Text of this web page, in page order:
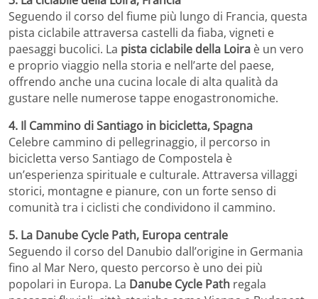
Seguendo il corso del fiume più lungo di Francia, questa
pista ciclabile attraversa castelli da fiaba, vigneti e
paesaggi bucolici. La pista ciclabile della Loira è un vero
e proprio viaggio nella storia e nell’arte del paese,
offrendo anche una cucina locale di alta qualità da
gustare nelle numerose tappe enogastronomiche.
4. Il Cammino di Santiago in bicicletta, Spagna
Celebre cammino di pellegrinaggio, il percorso in
bicicletta verso Santiago de Compostela è
un’esperienza spirituale e culturale. Attraversa villaggi
storici, montagne e pianure, con un forte senso di
comunità tra i ciclisti che condividono il cammino.
5. La Danube Cycle Path, Europa centrale
Seguendo il corso del Danubio dall’origine in Germania
fino al Mar Nero, questo percorso è uno dei più
popolari in Europa. La Danube Cycle Path regala